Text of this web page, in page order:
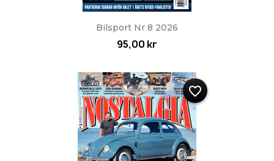
Bilsport Nr 8 2026
95,00 kr
favorite_border